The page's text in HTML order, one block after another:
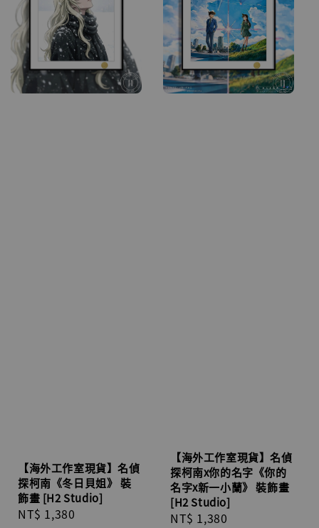
【海外工作室現貨】名偵
探柯南《冬日貝姐》 裝
飾畫 [H2 Studio]
Regular
NT$ 1,380
【海外工作室現貨】名偵
探柯南x你的名字《你的
名字x新一小蘭》 裝飾畫
[H2 Studio]
Regular
NT$ 1,380